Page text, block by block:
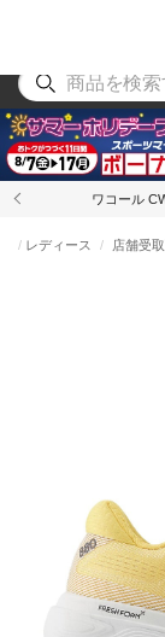
ワコール
レディース 店舗受